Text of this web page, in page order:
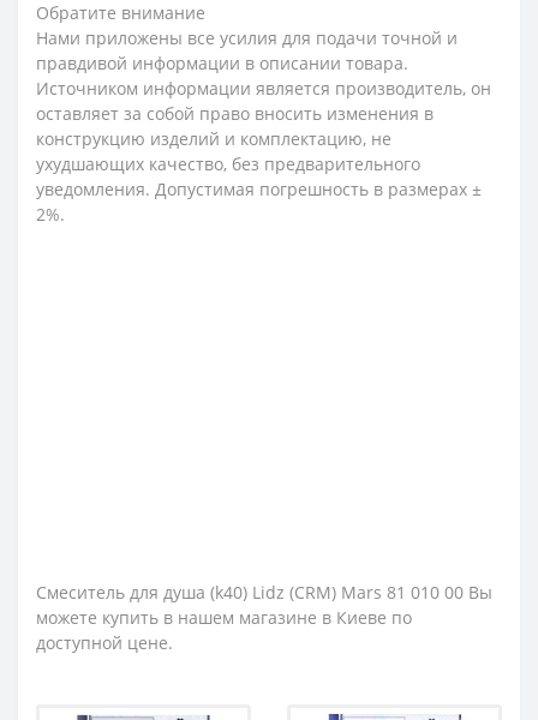
Обратите внимание
Нами приложены все усилия для подачи точной и
правдивой информации в описании товара.
Источником информации является производитель, он
оставляет за собой право вносить изменения в
конструкцию изделий и комплектацию, не
ухудшающих качество, без предварительного
уведомления. Допустимая погрешность в размерах ±
2%.
Смеситель для душа (k40) Lidz (CRM) Mars 81 010 00 Вы
можете купить в нашем магазине в Киеве по
доступной цене.